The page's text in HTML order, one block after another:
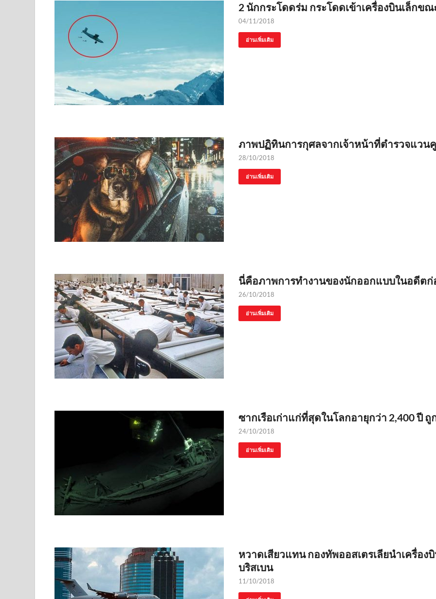
2 นักกระโดดร่ม กระโดดเข้าเครื่องบินเล็กข
04/11/2018
อ่านเพิ่มเติม
ภาพปฏิทินการกุศลจากเจ้าหน้าที่ตำรวจแวนคู
28/10/2018
อ่านเพิ่มเติม
นี่คือภาพการทำงานของนักออกแบบในอดีตก่
26/10/2018
อ่านเพิ่มเติม
ซากเรือเก่าแก่ที่สุดในโลกอายุกว่า 2,400 ปี
24/10/2018
อ่านเพิ่มเติม
หวาดเสียวแทน กองทัพออสเตรเลียนำเครื่อ
บริสเบน
11/10/2018